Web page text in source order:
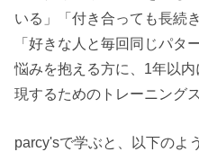
いる」「付き合っても長続
「好きな人と毎回同じパタ
悩みを抱える方に、1年以
現するためのトレーニング
parcy'sで学ぶと、以下のよ